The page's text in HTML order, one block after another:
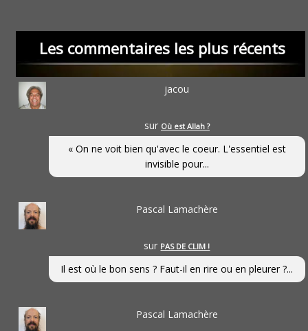
Les commentaires les plus récents
jacou
sur Où est Allah ?
« On ne voit bien qu'avec le coeur. L'essentiel est
invisible pour...
Pascal Lamachère
sur PAS DE CLIM !
Il est où le bon sens ? Faut-il en rire ou en pleurer ?...
Pascal Lamachère